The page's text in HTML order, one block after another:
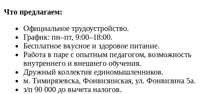
Что предлагаем:
Официальное трудоустройство.
График: пн–пт, 9:00–18:00.
Бесплатное вкусное и здоровое питание.
Работа в паре с опытным педагогом, возможность
внутреннего и внешнего обучения.
Дружный коллектив единомышленников.
м. Тимирязевска, Фонвизинская, ул. Фонвизина 5а.
з/п 90 000 до вычета налогов.